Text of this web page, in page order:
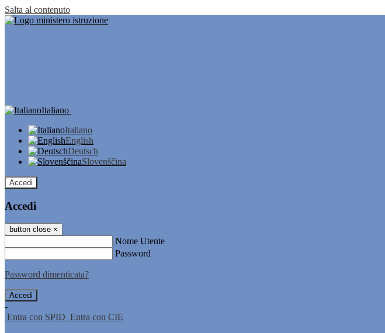
Salta al contenuto
Italiano
Italiano
English
Deutsch
Slovenščina
Accedi
Accedi
button close ×
Nome Utente
Password
Password dimenticata?
-
Entra con SPID Entra con CIE